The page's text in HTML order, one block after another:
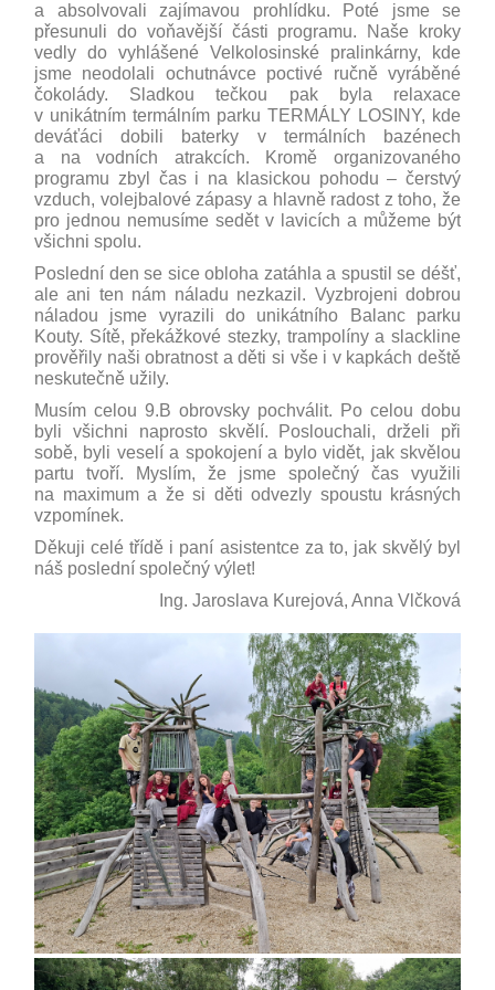
a absolvovali zajímavou prohlídku. Poté jsme se
přesunuli do voňavější části programu. Naše kroky
vedly do vyhlášené Velkolosinské pralinkárny, kde
jsme neodolali ochutnávce poctivé ručně vyráběné
čokolády. Sladkou tečkou pak byla relaxace
v unikátním termálním parku TERMÁLY LOSINY, kde
deváťáci dobili baterky v termálních bazénech
a na vodních atrakcích. Kromě organizovaného
programu zbyl čas i na klasickou pohodu – čerstvý
vzduch, volejbalové zápasy a hlavně radost z toho, že
pro jednou nemusíme sedět v lavicích a můžeme být
všichni spolu.
Poslední den se sice obloha zatáhla a spustil se déšť,
ale ani ten nám náladu nezkazil. Vyzbrojeni dobrou
náladou jsme vyrazili do unikátního Balanc parku
Kouty. Sítě, překážkové stezky, trampolíny a slackline
prověřily naši obratnost a děti si vše i v kapkách deště
neskutečně užily.
Musím celou 9.B obrovsky pochválit. Po celou dobu
byli všichni naprosto skvělí. Poslouchali, drželi při
sobě, byli veselí a spokojení a bylo vidět, jak skvělou
partu tvoří. Myslím, že jsme společný čas využili
na maximum a že si děti odvezly spoustu krásných
vzpomínek.
Děkuji celé třídě i paní asistentce za to, jak skvělý byl
náš poslední společný výlet!
Ing. Jaroslava Kurejová, Anna Vlčková